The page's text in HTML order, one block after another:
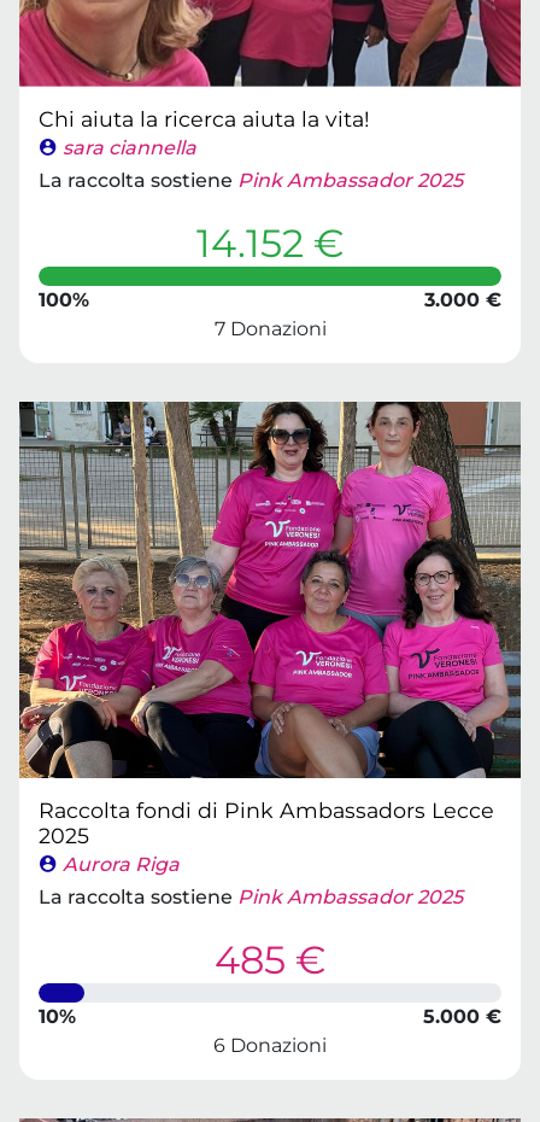
Chi aiuta la ricerca aiuta la vita!
sara ciannella
La raccolta sostiene Pink Ambassador 2025
14.152 €
100%
3.000 €
7 Donazioni
Raccolta fondi di Pink Ambassadors Lecce
2025
Aurora Riga
La raccolta sostiene Pink Ambassador 2025
485 €
10%
5.000 €
6 Donazioni